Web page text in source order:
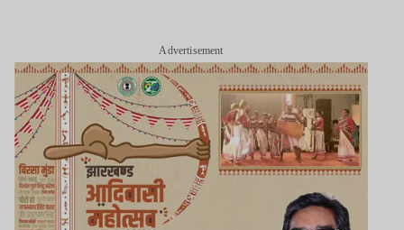
Advertisement